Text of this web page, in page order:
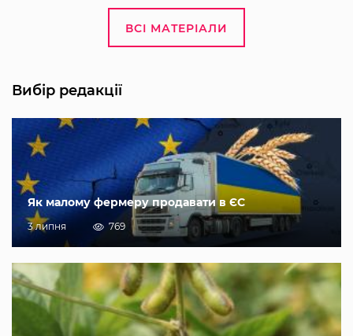
ВСІ МАТЕРІАЛИ
Вибір редакції
Як малому фермеру продавати в ЄС
3 липня 769